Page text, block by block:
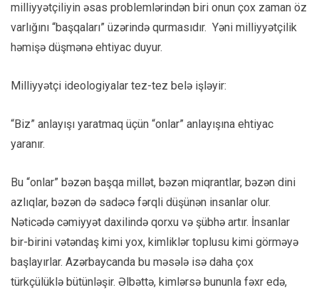
milliyyətçiliyin əsas problemlərindən biri onun çox zaman öz
varlığını “başqaları” üzərində qurmasıdır. Yəni milliyyətçilik
həmişə düşmənə ehtiyac duyur.
Milliyyətçi ideologiyalar tez-tez belə işləyir:
“Biz” anlayışı yaratmaq üçün “onlar” anlayışına ehtiyac
yaranır.
Bu “onlar” bəzən başqa millət, bəzən miqrantlar, bəzən dini
azlıqlar, bəzən də sadəcə fərqli düşünən insanlar olur.
Nəticədə cəmiyyət daxilində qorxu və şübhə artır. İnsanlar
bir-birini vətəndaş kimi yox, kimliklər toplusu kimi görməyə
başlayırlar. Azərbaycanda bu məsələ isə daha çox
türkçülüklə bütünləşir. Əlbəttə, kimlərsə bununla fəxr edə,